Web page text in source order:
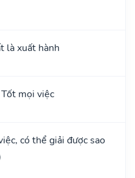
là xuất hành
mọi việc
có thể giải được sao